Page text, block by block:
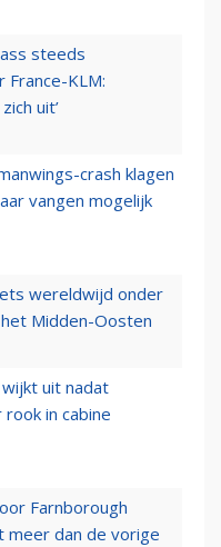
steeds
France-KLM:
uit’
crash klagen
vangen mogelijk
wereldwijd onder
Midden-Oosten
wijkt uit nadat
in cabine
Farnborough
meer dan de vorige